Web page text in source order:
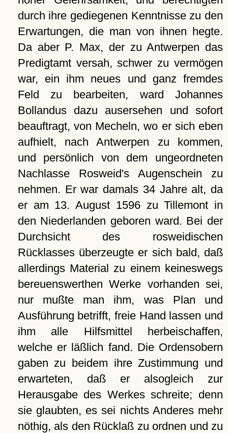
durch ihre gediegenen Kenntnisse zu den
Erwartungen, die man von ihnen hegte.
Da aber P. Max, der zu Antwerpen das
Predigtamt versah, schwer zu vermögen
war, ein ihm neues und ganz fremdes
Feld zu bearbeiten, ward Johannes
Bollandus dazu ausersehen und sofort
beauftragt, von Mecheln, wo er sich eben
aufhielt, nach Antwerpen zu kommen,
und persönlich von dem ungeordneten
Nachlasse Rosweid's Augenschein zu
nehmen. Er war damals 34 Jahre alt, da
er am 13. August 1596 zu Tillemont in
den Niederlanden geboren ward. Bei der
Durchsicht des rosweidischen
Rücklasses überzeugte er sich bald, daß
allerdings Material zu einem keineswegs
bereuenswerthen Werke vorhanden sei,
nur mußte man ihm, was Plan und
Ausführung betrifft, freie Hand lassen und
ihm alle Hilfsmittel herbeischaffen,
welche er läßlich fand. Die Ordensobern
gaben zu beidem ihre Zustimmung und
erwarteten, daß er alsogleich zur
Herausgabe des Werkes schreite; denn
sie glaubten, es sei nichts Anderes mehr
nöthig, als den Rücklaß zu ordnen und zu